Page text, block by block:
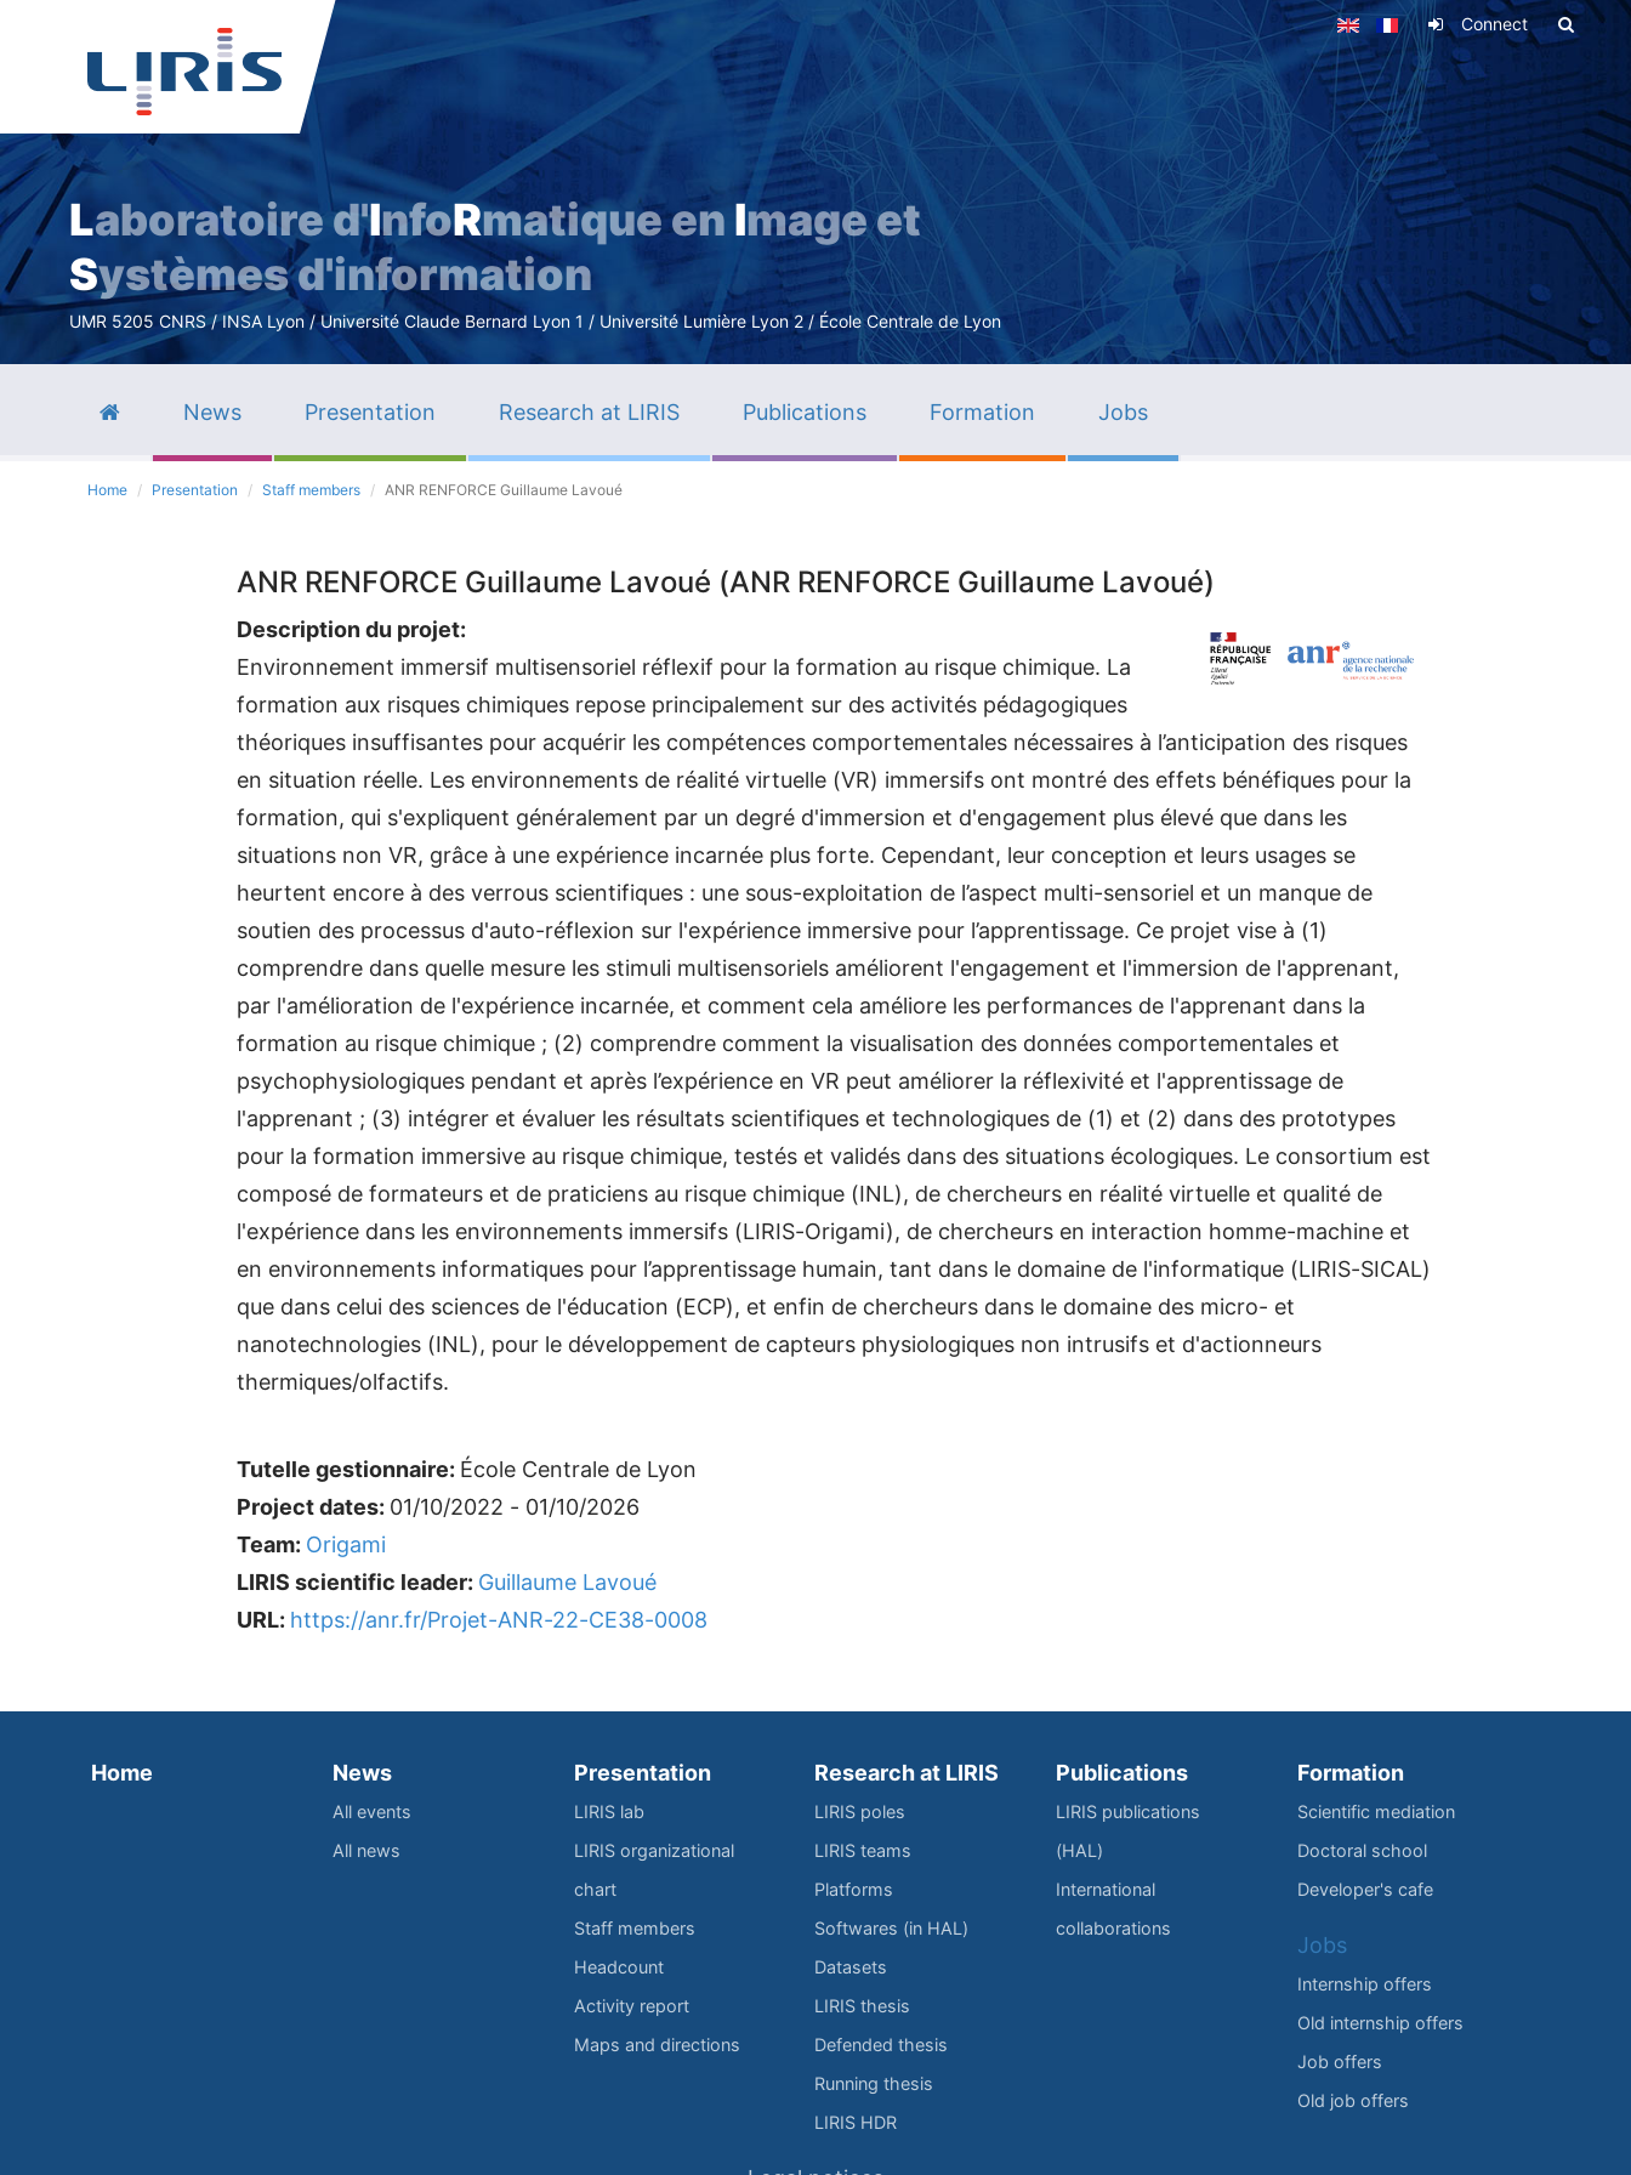
Skip
main
content
Connect
Laboratoire d'InfoRmatique en Image et
Systèmes d'information
UMR 5205 CNRS / INSA Lyon / Université Claude Bernard Lyon 1 / Université Lumière Lyon 2 / École Centrale de Lyon
News Presentation Research at LIRIS Publications Formation Jobs
Home Presentation Staff members ANR RENFORCE Guillaume Lavoué
ANR RENFORCE Guillaume Lavoué (ANR RENFORCE Guillaume Lavoué)
Description du projet:
Environnement immersif multisensoriel réflexif pour la formation au risque chimique. La
formation aux risques chimiques repose principalement sur des activités pédagogiques
théoriques insuffisantes pour acquérir les compétences comportementales nécessaires à l’anticipation des risques
en situation réelle. Les environnements de réalité virtuelle (VR) immersifs ont montré des effets bénéfiques pour la
formation, qui s'expliquent généralement par un degré d'immersion et d'engagement plus élevé que dans les
situations non VR, grâce à une expérience incarnée plus forte. Cependant, leur conception et leurs usages se
heurtent encore à des verrous scientifiques : une sous-exploitation de l’aspect multi-sensoriel et un manque de
soutien des processus d'auto-réflexion sur l'expérience immersive pour l’apprentissage. Ce projet vise à (1)
comprendre dans quelle mesure les stimuli multisensoriels améliorent l'engagement et l'immersion de l'apprenant,
par l'amélioration de l'expérience incarnée, et comment cela améliore les performances de l'apprenant dans la
formation au risque chimique ; (2) comprendre comment la visualisation des données comportementales et
psychophysiologiques pendant et après l’expérience en VR peut améliorer la réflexivité et l'apprentissage de
l'apprenant ; (3) intégrer et évaluer les résultats scientifiques et technologiques de (1) et (2) dans des prototypes
pour la formation immersive au risque chimique, testés et validés dans des situations écologiques. Le consortium est
composé de formateurs et de praticiens au risque chimique (INL), de chercheurs en réalité virtuelle et qualité de
l'expérience dans les environnements immersifs (LIRIS-Origami), de chercheurs en interaction homme-machine et
en environnements informatiques pour l’apprentissage humain, tant dans le domaine de l'informatique (LIRIS-SICAL)
que dans celui des sciences de l'éducation (ECP), et enfin de chercheurs dans le domaine des micro- et
nanotechnologies (INL), pour le développement de capteurs physiologiques non intrusifs et d'actionneurs
thermiques/olfactifs.
Tutelle gestionnaire: École Centrale de Lyon
Project dates: 01/10/2022 - 01/10/2026
Team: Origami
LIRIS scientific leader: Guillaume Lavoué
URL: https://anr.fr/Projet-ANR-22-CE38-0008
Home News
All events
All news
Presentation
LIRIS lab
LIRIS organizational
chart
Staff members
Headcount
Activity report
Maps and directions
Research at LIRIS
LIRIS poles
LIRIS teams
Platforms
Softwares (in HAL)
Datasets
LIRIS thesis
Defended thesis
Running thesis
LIRIS HDR
Publications
LIRIS publications
(HAL)
International
collaborations
Formation
Scientific mediation
Doctoral school
Developer's cafe
Jobs
Internship offers
Old internship offers
Job offers
Old job offers